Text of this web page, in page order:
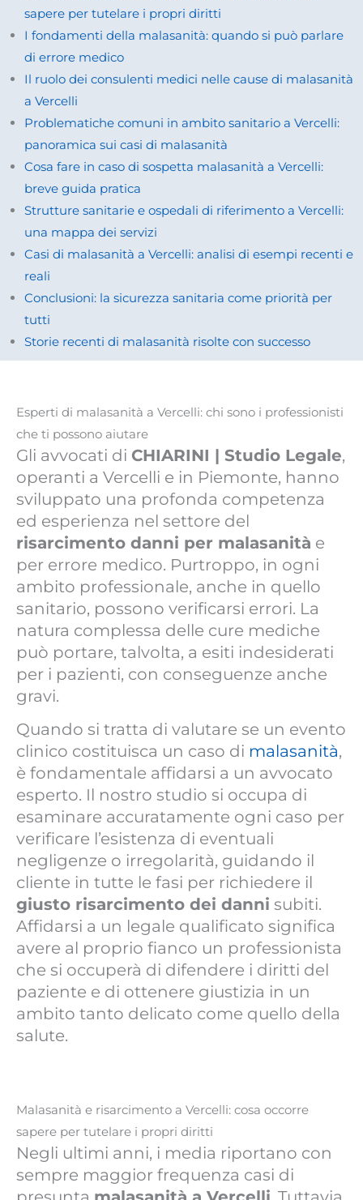
sapere per tutelare i propri diritti
I fondamenti della malasanità: quando si può parlare
di errore medico
Il ruolo dei consulenti medici nelle cause di malasanità
a Vercelli
Problematiche comuni in ambito sanitario a Vercelli:
panoramica sui casi di malasanità
Cosa fare in caso di sospetta malasanità a Vercelli:
breve guida pratica
Strutture sanitarie e ospedali di riferimento a Vercelli:
una mappa dei servizi
Casi di malasanità a Vercelli: analisi di esempi recenti e
reali
Conclusioni: la sicurezza sanitaria come priorità per
tutti
Storie recenti di malasanità risolte con successo
Esperti di malasanità a Vercelli: chi sono i professionisti
che ti possono aiutare
Gli avvocati di CHIARINI | Studio Legale,
operanti a Vercelli e in Piemonte, hanno
sviluppato una profonda competenza
ed esperienza nel settore del
risarcimento danni per malasanità e
per errore medico. Purtroppo, in ogni
ambito professionale, anche in quello
sanitario, possono verificarsi errori. La
natura complessa delle cure mediche
può portare, talvolta, a esiti indesiderati
per i pazienti, con conseguenze anche
gravi.
Quando si tratta di valutare se un evento
clinico costituisca un caso di malasanità,
è fondamentale affidarsi a un avvocato
esperto. Il nostro studio si occupa di
esaminare accuratamente ogni caso per
verificare l’esistenza di eventuali
negligenze o irregolarità, guidando il
cliente in tutte le fasi per richiedere il
giusto risarcimento dei danni subiti.
Affidarsi a un legale qualificato significa
avere al proprio fianco un professionista
che si occuperà di difendere i diritti del
paziente e di ottenere giustizia in un
ambito tanto delicato come quello della
salute.
Malasanità e risarcimento a Vercelli: cosa occorre
sapere per tutelare i propri diritti
Negli ultimi anni, i media riportano con
sempre maggior frequenza casi di